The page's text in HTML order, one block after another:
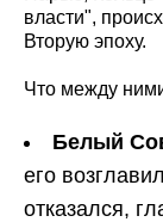
власти",
Вторую эпоху.
Что между
Белый
его
отказался,